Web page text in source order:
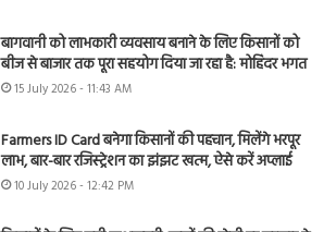
बागवानी को लाभकारी व्यवसाय बनाने के लिए किसानों को
बीज से बाजार तक पूरा सहयोग दिया जा रहा है: मोहिंदर भगत
15 July 2026 - 11:43 AM
Farmers ID Card बनेगा किसानों की पहचान, मिलेंगे भरपूर
लाभ, बार-बार रजिस्ट्रेशन का झंझट खत्म, ऐसे करें अप्लाई
10 July 2026 - 12:42 PM